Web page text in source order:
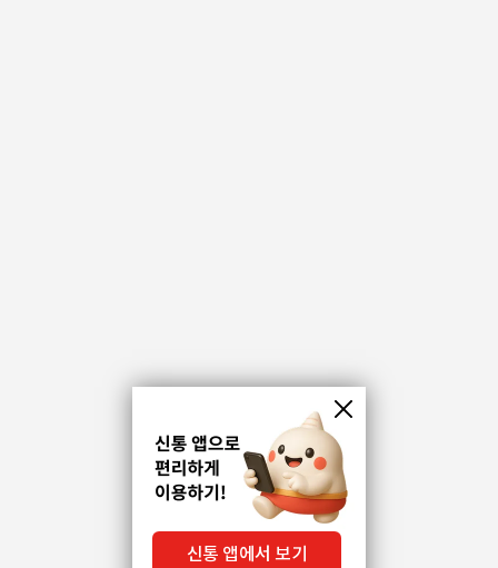
신통 앱에서 보기